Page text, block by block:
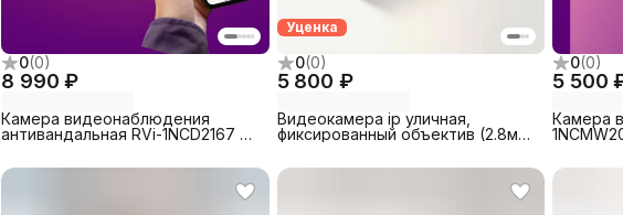
0(0)
8 990 ₽
Камера видеонаблюдения
антивандальная RVi-1NCD2167 c
Уфанет, уличная для дома
купольная антивандальная
Уценка
0(0)
5 800 ₽
Видеокамера ip уличная,
фиксированный объектив (2.8мм)
white)
0(0)
5 500
Камера